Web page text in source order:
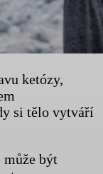
ketózy,
si tělo vytváří
může být